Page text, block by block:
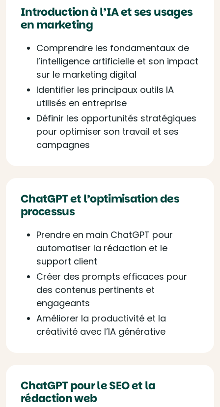
Introduction à l’IA et ses usages
en marketing
Comprendre les fondamentaux de
l’intelligence artificielle et son impact
sur le marketing digital
Identifier les principaux outils IA
utilisés en entreprise
Définir les opportunités stratégiques
pour optimiser son travail et ses
campagnes
ChatGPT et l’optimisation des
processus
Prendre en main ChatGPT pour
automatiser la rédaction et le
support client
Créer des prompts efficaces pour
des contenus pertinents et
engageants
Améliorer la productivité et la
créativité avec l’IA générative
ChatGPT pour le SEO et la
rédaction web